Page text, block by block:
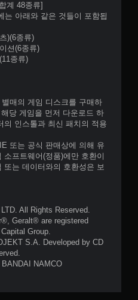
계 48종류]
아래와 같은 것들이 포함됩
)(6종류)
션(6종류)
종류)
매의 게임 디스크를 구매하
당 게임을 먼저 다운로드 하
의 인스톨과 최신 패치의 적용
또는 공식 판매상에 의해 유
프트웨어(정품)에만 호환이
또는 데이터와의 호환성은 보
All Rights Reserved.
Geralt® are registered
Group.
S.A. Developed by CD
NAMCO